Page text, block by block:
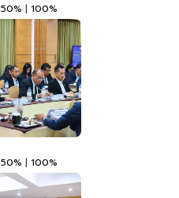
50% | 100%
50% | 100%